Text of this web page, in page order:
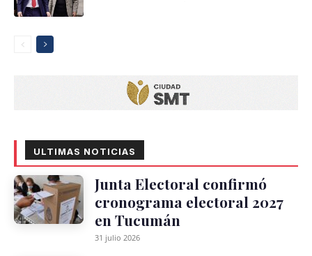
ULTIMAS NOTICIAS
Junta Electoral confirmó
cronograma electoral 2027
en Tucumán
31 julio 2026